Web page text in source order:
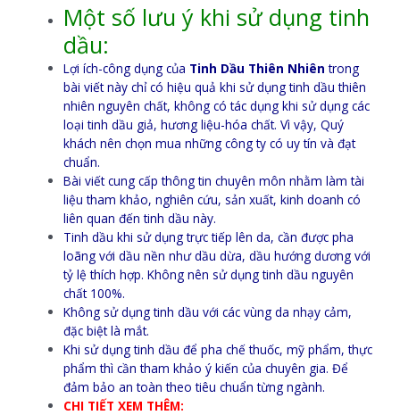
Một số lưu ý khi sử dụng tinh
dầu:
Lợi ích-công dụng của Tinh Dầu Thiên Nhiên trong
bài viết này chỉ có hiệu quả khi sử dụng tinh dầu thiên
nhiên nguyên chất, không có tác dụng khi sử dụng các
loại tinh dầu giả, hương liệu-hóa chất. Vì vậy, Quý
khách nên chọn mua những công ty có uy tín và đạt
chuẩn.
Bài viết cung cấp thông tin chuyên môn nhằm làm tài
liệu tham khảo, nghiên cứu, sản xuất, kinh doanh có
liên quan đến tinh dầu này.
Tinh dầu khi sử dụng trực tiếp lên da, cần được pha
loãng với dầu nền như dầu dừa, dầu hướng dương với
tỷ lệ thích hợp. Không nên sử dụng tinh dầu nguyên
chất 100%.
Không sử dụng tinh dầu với các vùng da nhạy cảm,
đặc biệt là mắt.
Khi sử dụng tinh dầu để pha chế thuốc, mỹ phẩm, thực
phẩm thì cần tham khảo ý kiến của chuyên gia. Để
đảm bảo an toàn theo tiêu chuẩn từng ngành.
CHI TIẾT XEM THÊM: